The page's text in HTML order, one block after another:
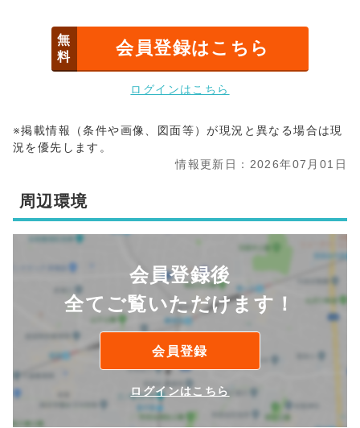
無
料
会員登録はこちら
ログインはこちら
※掲載情報（条件や画像、図面等）が現況と異なる場合は現
況を優先します。
情報更新日：2026年07月01日
周辺環境
会員登録後
全てご覧いただけます！
会員登録
ログインはこちら